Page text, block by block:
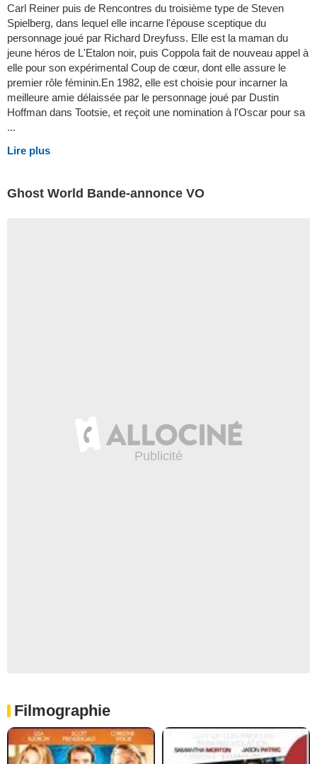
Carl Reiner puis de Rencontres du troisième type de Steven
Spielberg, dans lequel elle incarne l'épouse sceptique du
personnage joué par Richard Dreyfuss. Elle est la maman du
jeune héros de L'Etalon noir, puis Coppola fait de nouveau appel à
elle pour son expérimental Coup de cœur, dont elle assure le
premier rôle féminin.En 1982, elle est choisie pour incarner la
meilleure amie délaissée par le personnage joué par Dustin
Hoffman dans Tootsie, et reçoit une nomination à l'Oscar pour sa
...
Lire plus
Ghost World Bande-annonce VO
Filmographie